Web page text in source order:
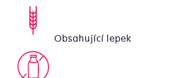
Obsahující lepek